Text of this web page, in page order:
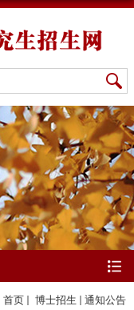
首页 博士招生 通知公告